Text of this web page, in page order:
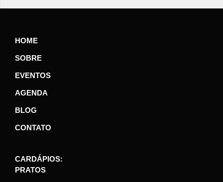
HOME
SOBRE
EVENTOS
AGENDA
BLOG
CONTATO
CARDÁPIOS:
PRATOS